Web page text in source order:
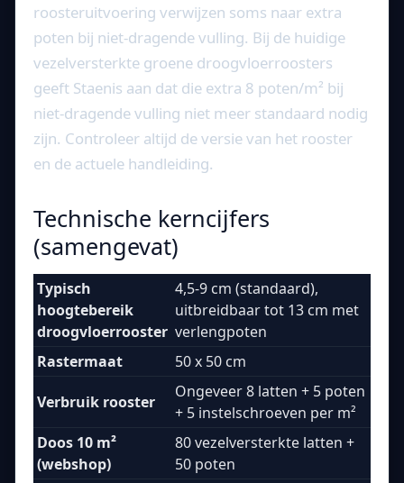
roosteruitvoering verwijzen soms naar extra
poten bij niet-dragende vulling. Bij de huidige
vezelversterkte groene droogvloerroosters
geeft Staenis aan dat die extra 8 poten/m² bij
niet-dragende vulling niet meer standaard nodig
zijn. Controleer altijd de versie van het rooster
en de actuele handleiding.
Technische kerncijfers
(samengevat)
Typisch
hoogtebereik
droogvloerrooster
4,5-9 cm (standaard),
uitbreidbaar tot 13 cm met
verlengpoten
Rastermaat
50 x 50 cm
Verbruik rooster
Ongeveer 8 latten + 5 poten
+ 5 instelschroeven per m²
Doos 10 m²
(webshop)
80 vezelversterkte latten +
50 poten